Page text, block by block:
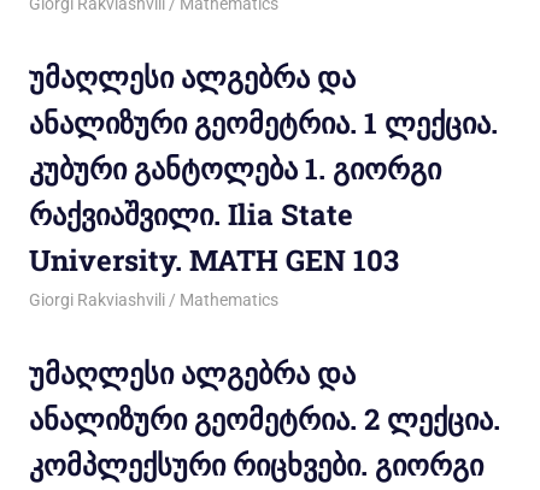
უმაღლესი ალგებრა და
ანალიზური გეომეტრია. 1 ლექცია.
კუბური განტოლება 1. გიორგი
რაქვიაშვილი. Ilia State
University. MATH GEN 103
12/10/2012
Giorgi Rakviashvili Mathematics
უმაღლესი ალგებრა და
ანალიზური გეომეტრია. 2 ლექცია.
კომპლექსური რიცხვები. გიორგი